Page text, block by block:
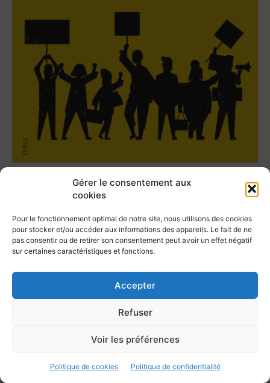
Gérer le consentement aux
cookies
Pour le fonctionnement optimal de notre site, nous utilisons des cookies
pour stocker et/ou accéder aux informations des appareils. Le fait de ne
pas consentir ou de retirer son consentement peut avoir un effet négatif
sur certaines caractéristiques et fonctions.
Accepter
Refuser
Voir les préférences
Politique de cookies Politique de confidentialité
Tous les numéros
La grève politique et sociale – No 35, printemps
Articles récents sur le site